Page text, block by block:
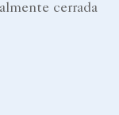
cerrada